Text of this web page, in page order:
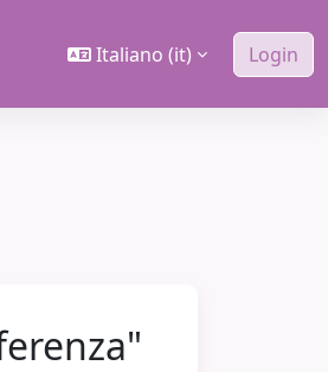
Italiano ‎(it)‎ Login